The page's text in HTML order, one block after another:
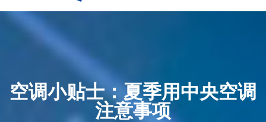
空调小贴士：夏季用中央空调
注意事项